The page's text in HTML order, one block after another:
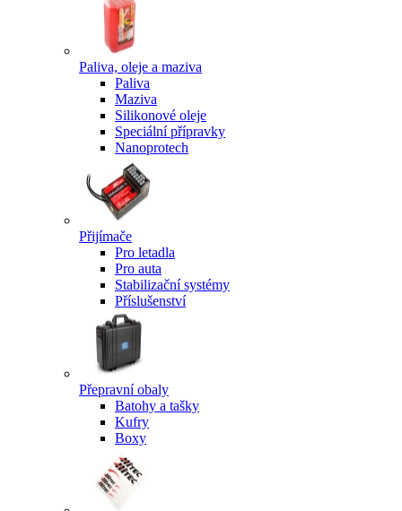
Paliva, oleje a maziva
Paliva
Maziva
Silikonové oleje
Speciální přípravky
Nanoprotech
Přijímače
Pro letadla
Pro auta
Stabilizační systémy
Příslušenství
Přepravní obaly
Batohy a tašky
Kufry
Boxy